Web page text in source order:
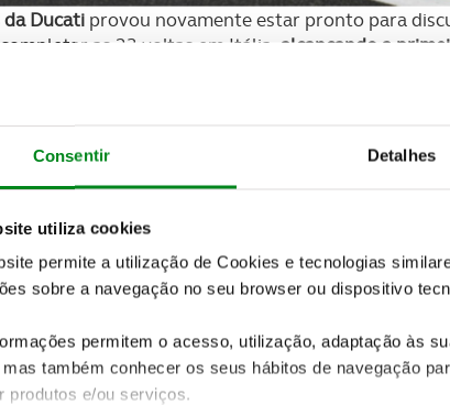
Consentir Detalhes
utiliza cookies
permite a utilização de Cookies e tecnologias
sobre a navegação no seu browser ou dispositivo
permitem o acesso, utilização, adaptação às
também conhecer os seus hábitos de navegação
produtos e/ou serviços.
da Ducati provou novamente estar pronto para
as 23 voltas em Itália, alcançando a